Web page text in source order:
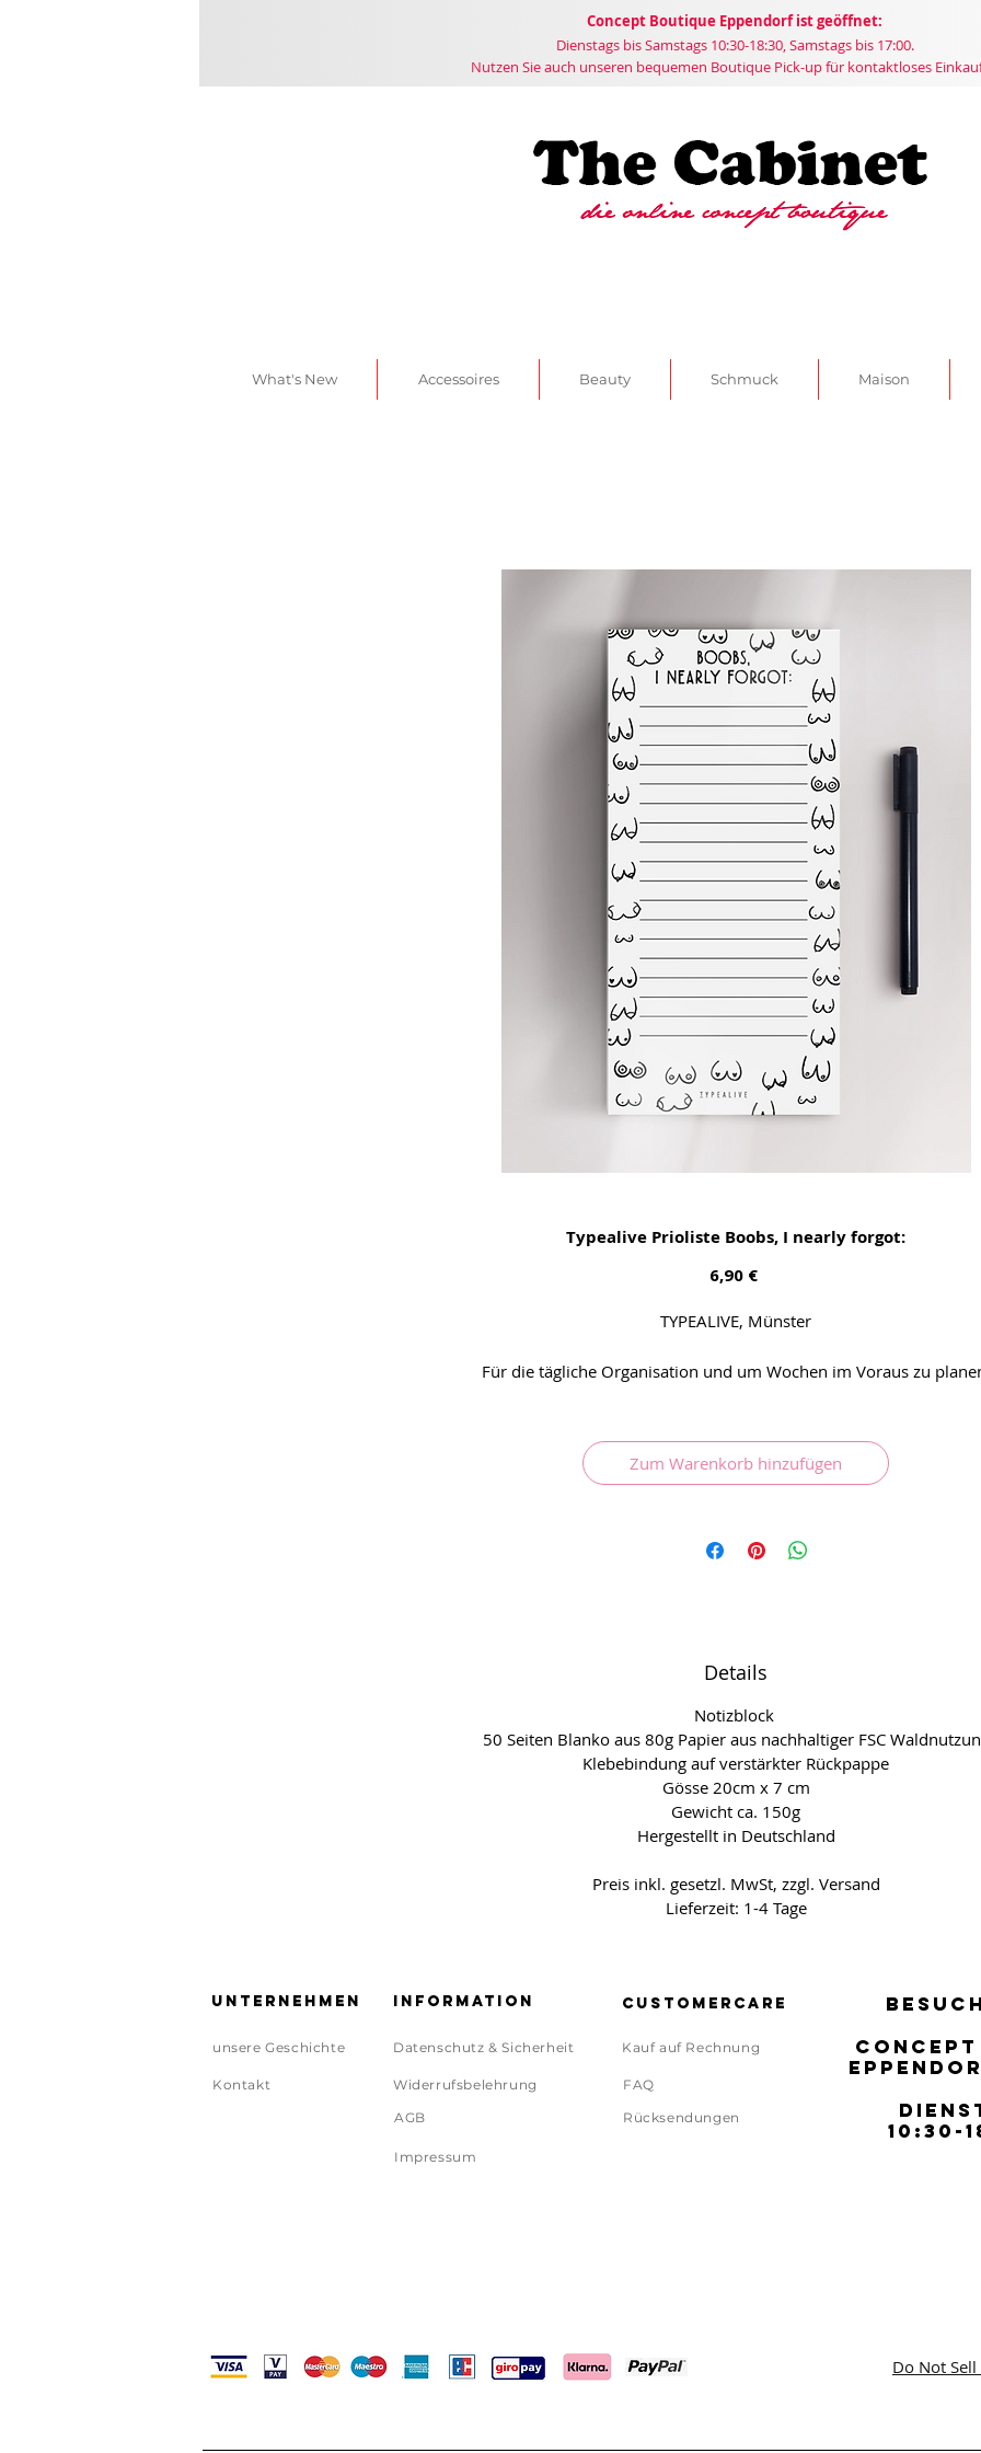
Concept Boutique Eppendorf ist geöffnet:
Dienstags bis Samstags 10:30-18:30, Samstags bis 17:00.
Nutzen Sie auch unseren bequemen Boutique Pick-up für kontaktloses
What's New Accessoires Beauty Schmuck Maison
Typealive Prioliste Boobs, I nearly forgot:
6,90 €Preis
TYPEALIVE, Münster
Für die tägliche Organisation und um Wochen im Voraus zu
gut fühlen wenns erledigt ist.
Zum Warenkorb hinzufügen
Details
Notizblock
50 Seiten Blanko aus 80g Papier aus nachhaltiger FSC
Klebebindung auf verstärkter Rückpappe
Gösse 20cm x 7 cm
Gewicht ca. 150g
Hergestellt in Deutschland
Preis inkl. gesetzl. MwSt, zzgl. Versand
Lieferzeit: 1-4 Tage
Unternehmen
unsere Geschichte
Kontakt
Information
Datenschutz & Sicherheit
Widerrufsbelehrung
AGB
Customercare
Kauf auf Rechnung
FAQ
Rücksendungen
10:30-
10:30-
Impressum
Do Not